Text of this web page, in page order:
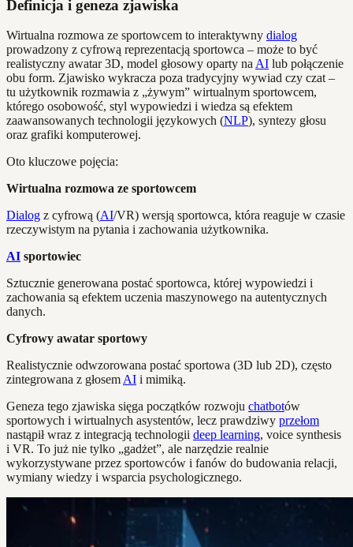
Definicja i geneza zjawiska
Wirtualna rozmowa ze sportowcem to interaktywny dialog
prowadzony z cyfrową reprezentacją sportowca – może to być
realistyczny awatar 3D, model głosowy oparty na AI lub połączenie
obu form. Zjawisko wykracza poza tradycyjny wywiad czy czat –
tu użytkownik rozmawia z „żywym” wirtualnym sportowcem,
którego osobowość, styl wypowiedzi i wiedza są efektem
zaawansowanych technologii językowych (NLP), syntezy głosu
oraz grafiki komputerowej.
Oto kluczowe pojęcia:
Wirtualna rozmowa ze sportowcem
Dialog z cyfrową (AI/VR) wersją sportowca, która reaguje w czasie
rzeczywistym na pytania i zachowania użytkownika.
AI sportowiec
Sztucznie generowana postać sportowca, której wypowiedzi i
zachowania są efektem uczenia maszynowego na autentycznych
danych.
Cyfrowy awatar sportowy
Realistycznie odwzorowana postać sportowa (3D lub 2D), często
zintegrowana z głosem AI i mimiką.
Geneza tego zjawiska sięga początków rozwoju chatbotów
sportowych i wirtualnych asystentów, lecz prawdziwy przełom
nastąpił wraz z integracją technologii deep learning, voice synthesis
i VR. To już nie tylko „gadżet”, ale narzędzie realnie
wykorzystywane przez sportowców i fanów do budowania relacji,
wymiany wiedzy i wsparcia psychologicznego.